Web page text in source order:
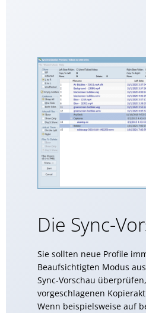
Die Sync-
Sie sollten neue Profile
Beaufsichtigten Modus
Sync-Vorschau
vorgeschlagenen
Wenn beispielsweise auf